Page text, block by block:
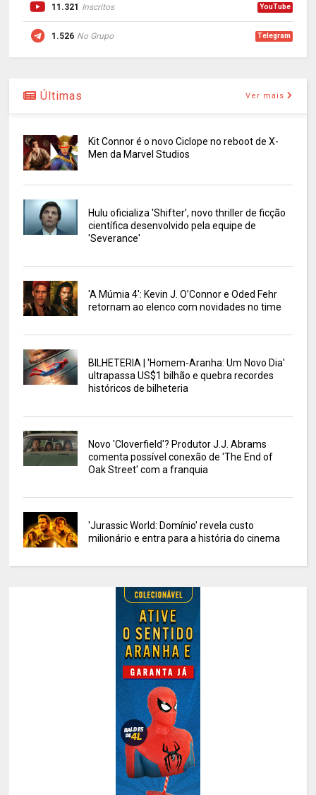
11.321 Inscritos YouTube
1.526 No Grupo Telegram
Últimas Ver mais
Kit Connor é o novo Ciclope no reboot de X-
Men da Marvel Studios
Hulu oficializa 'Shifter', novo thriller de ficção
científica desenvolvido pela equipe de
'Severance'
'A Múmia 4': Kevin J. O’Connor e Oded Fehr
retornam ao elenco com novidades no time
BILHETERIA | 'Homem-Aranha: Um Novo Dia'
ultrapassa US$1 bilhão e quebra recordes
históricos de bilheteria
Novo 'Cloverfield'? Produtor J.J. Abrams
comenta possível conexão de 'The End of
Oak Street' com a franquia
'Jurassic World: Domínio' revela custo
milionário e entra para a história do cinema